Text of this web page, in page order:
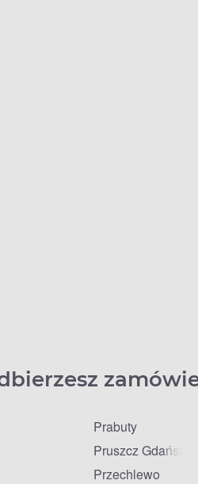
Prabuty
Pruszcz Gdański
Przechlewo